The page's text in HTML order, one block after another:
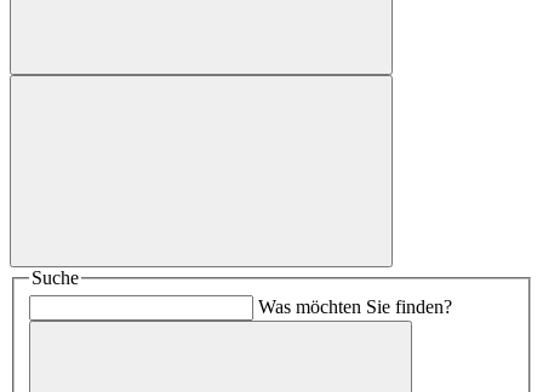
Suche
Was möchten Sie finden?